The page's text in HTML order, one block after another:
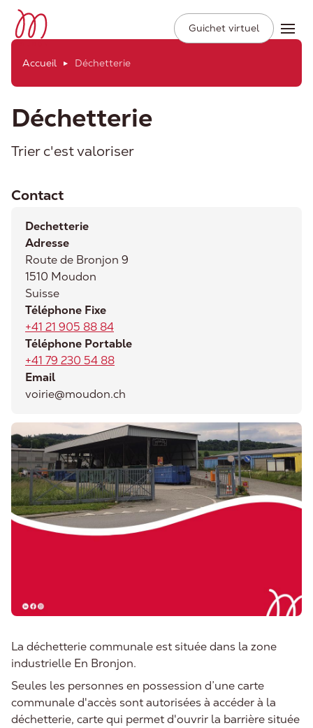
Aller
au
Ville de Moudon
Secondary
Navigation
Guichet virtuel
Accueil Déchetterie
Déchetterie
Trier c'est valoriser
Contact
Dechetterie
Adresse
Route de Bronjon 9
1510 Moudon
Suisse
Téléphone Fixe
+41 21 905 88 84
Téléphone Portable
+41 79 230 54 88
Email
voirie@moudon.ch
La déchetterie communale est située dans la zone
industrielle En Bronjon.
Seules les personnes en possession d’une carte
communale d'accès sont autorisées à accéder à la
déchetterie, carte qui permet d'ouvrir la barrière située